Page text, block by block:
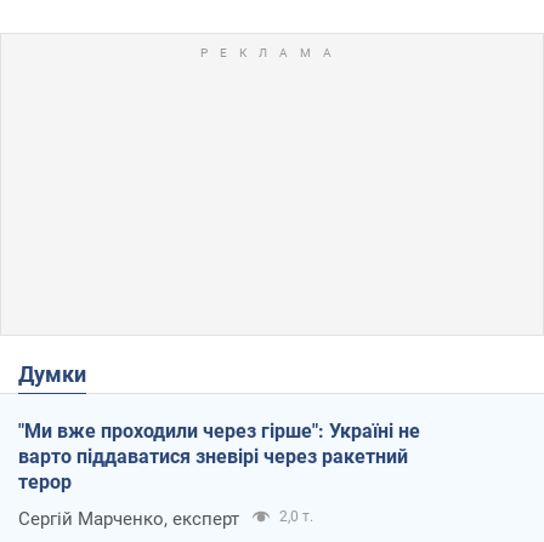
Думки
"Ми вже проходили через гірше": Україні не
варто піддаватися зневірі через ракетний
терор
Сергій Марченко, експерт 2,0 т.